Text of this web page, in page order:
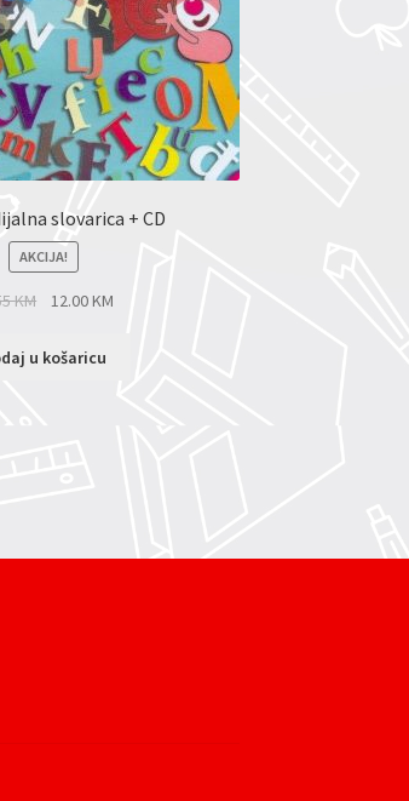
slovarica + CD
AKCIJA!
KM 12.00KM
u košaricu